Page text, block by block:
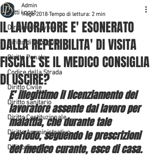
Tutti i post
Diritto del Lavoro
Diritto di Famiglia
Diritto Penale
Codice della Strada
Diritto Civile
Diritto sanitario
Diritto Costituzionale
Diritto Amministrativo
Diritto Sportivo
IL LAVORATORE E' ESONERATO
DALLA REPERIBILITA' DI VISITA
FISCALE SE IL MEDICO CONSIGLIA
DI USCIRE?
Admin
9 ago 2018 Tempo di lettura: 2 min
E’ illegittimo il licenziamento del
lavoratore assente dal lavoro per
malattia, che durante tale
periodo, seguendo le prescrizioni
del medico curante, esce di casa.